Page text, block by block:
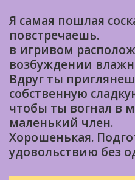
Я самая пошлая
повстречаешь.
в игривом
возбуждении
Вдруг ты
собственную
чтобы ты вогнал в
маленький член.
Хорошенькая.
удовольствию без